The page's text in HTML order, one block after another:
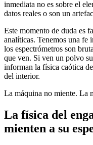
inmediata no es sobre el
datos reales o son un
Este momento de duda es
analíticas. Tenemos una fe
los espectrómetros son
que ven. Si ven un polvo
informan la física caótica
del interior.
La máquina no miente. La
La física del
mienten a su